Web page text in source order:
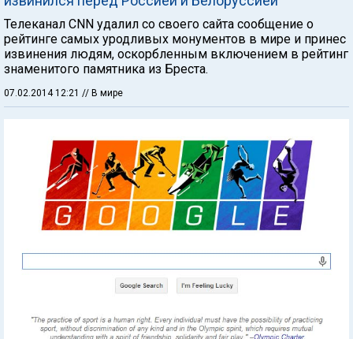
Телеканал CNN удалил со своего сайта сообщение о
рейтинге самых уродливых монументов в мире и принес
извинения людям, оскорбленным включением в рейтинг
знаменитого памятника из Бреста.
07.02.2014 12:21 // В мире